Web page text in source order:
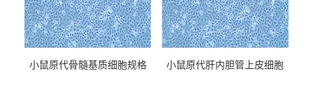
小鼠原代骨髓基质细胞规格
小鼠原代肝内胆管上皮细胞